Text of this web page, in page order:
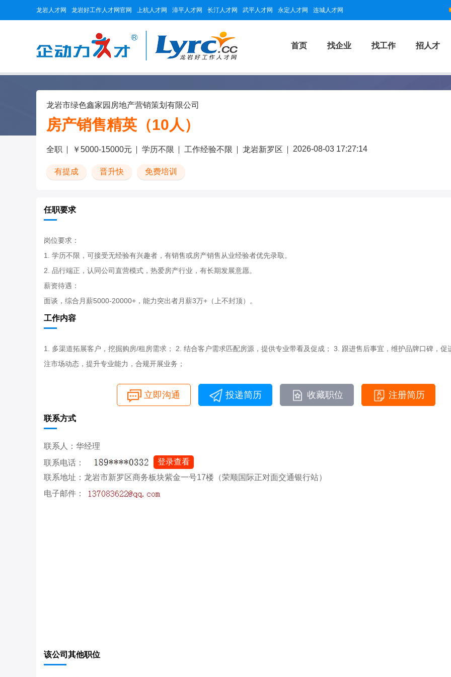
龙岩人才网 龙岩好工作人才网官网 上杭人才网 漳平人才网 长汀人才网 武平人才网 永定人才网 连城人才网
首页 找企业 找工作 招人才
龙岩市绿色鑫家园房地产营销策划有限公司
房产销售精英（10人）
全职 ￥5000-15000元 学历不限 工作经验不限 龙岩新罗区 2026-08-03 17:27:14
有提成 晋升快 免费培训
任职要求
岗位要求：
1. 学历不限，可接受无经验有兴趣者，有销售或房产销售从业经验者优先录取。
2. 品行端正，认同公司直营模式，热爱房产行业，有长期发展意愿。
薪资待遇：
面谈，综合月薪5000-20000+，能力突出者月薪3万+（上不封顶）。
工作内容
1. 多渠道拓展客户，挖掘购房/租房需求； 2. 结合客户需求匹配房源，提供专业带看及促成； 3. 跟进售后事宜，维护品牌口碑，促
注市场动态，提升专业能力，合规开展业务；
立即沟通 投递简历 收藏职位 注册简历
联系方式
联系人：华经理
联系电话：
登录查看
联系地址：龙岩市新罗区商务板块紫金一号17楼（荣顺国际正对面交通银行站）
电子邮件：
该公司其他职位